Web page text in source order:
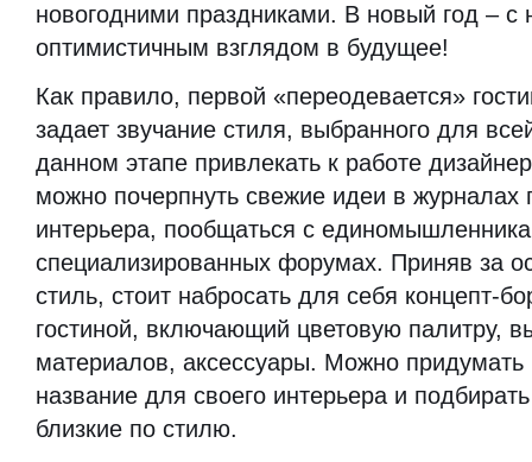
новогодними праздниками. В новый год –
оптимистичным взглядом в будущее!
Как правило, первой «переодевается»
задает звучание стиля, выбранного для
данном этапе привлекать к работе
можно почерпнуть свежие идеи в журналах
интерьера, пообщаться с
специализированных форумах. Приняв за
стиль, стоит набросать для себя концепт-
гостиной, включающий цветовую палитру,
материалов, аксессуары. Можно придумать
название для своего интерьера и
близкие по стилю.